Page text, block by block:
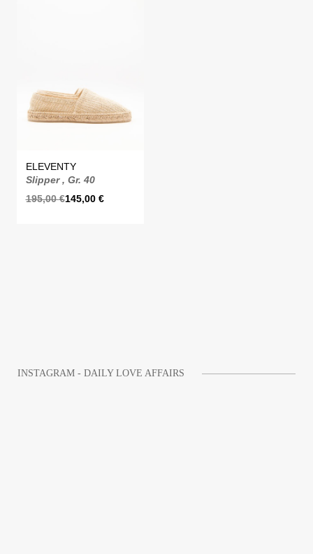
ELEVENTY
Slipper , Gr. 40
195,00€145,00 €
INSTAGRAM - DAILY LOVE AFFAIRS